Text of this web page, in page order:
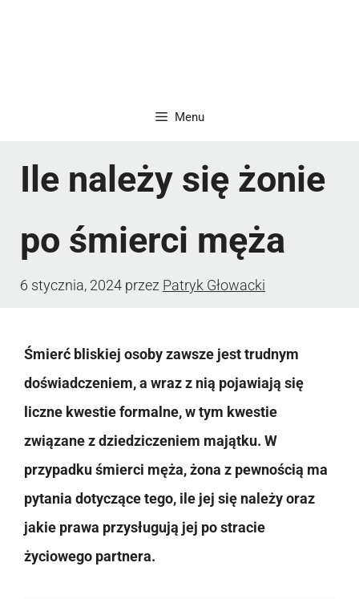
Menu
Ile należy się żonie
po śmierci męża
6 stycznia, 2024 przez Patryk Głowacki
Śmierć bliskiej osoby zawsze jest trudnym
doświadczeniem, a wraz z nią pojawiają się
liczne kwestie formalne, w tym kwestie
związane z dziedziczeniem majątku. W
przypadku śmierci męża, żona z pewnością ma
pytania dotyczące tego, ile jej się należy oraz
jakie prawa przysługują jej po stracie
życiowego partnera.